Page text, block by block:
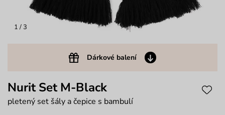
1 / 3
Dárkové balení
Nurit Set M-Black
pletený set šály a čepice s bambulí